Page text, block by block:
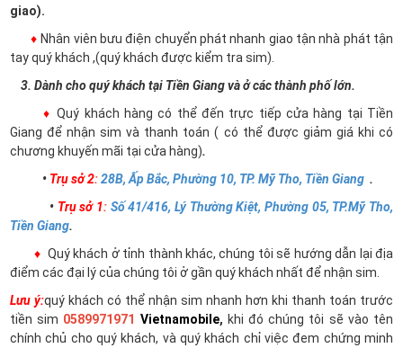
giao).
♦ Nhân viên bưu điện chuyển phát nhanh giao tận nhà phát tận
tay quý khách ,(quý khách được kiểm tra sim).
3. Dành cho quý khách tại Tiền Giang và ở các thành phố lớn.
♦ Quý khách hàng có thể đến trực tiếp cửa hàng tại Tiền
Giang để nhận sim và thanh toán ( có thể được giảm giá khi có
chương khuyến mãi tại cửa hàng).
• Trụ sở 2:28B, Ấp Bắc, Phường 10, TP. Mỹ Tho, Tiền Giang .
• Trụ sở 1: Số 41/416, Lý Thường Kiệt, Phường 05, TP.Mỹ Tho,
Tiền Giang.
♦ Quý khách ở tỉnh thành khác, chúng tôi sẽ hướng dẫn lại địa
điểm các đại lý của chúng tôi ở gần quý khách nhất để nhận sim.
Lưu ý:quý khách có thể nhận sim nhanh hơn khi thanh toán trước
tiền sim 0589971971 Vietnamobile, khi đó chúng tôi sẽ vào tên
chính chủ cho quý khách, và quý khách chỉ việc đem chứng minh